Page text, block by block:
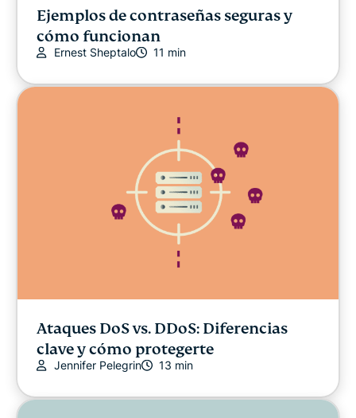
Ejemplos de contraseñas seguras y
cómo funcionan
Ernest Sheptalo 11 min
Ataques DoS vs. DDoS: Diferencias
clave y cómo protegerte
Jennifer Pelegrin 13 min